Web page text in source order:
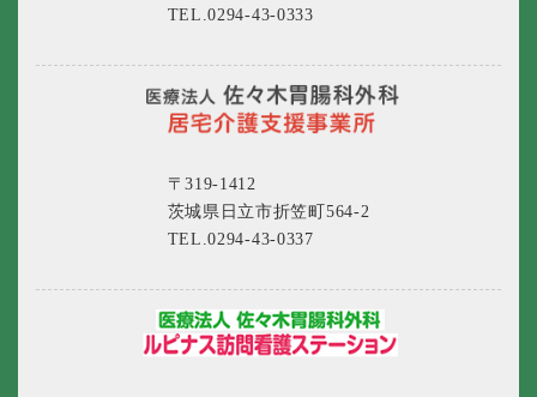
TEL.0294-43-0333
〒319-1412
茨城県日立市折笠町564-2
TEL.0294-43-0337